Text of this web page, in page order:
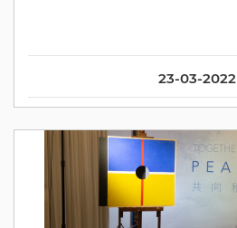
23-03-2022